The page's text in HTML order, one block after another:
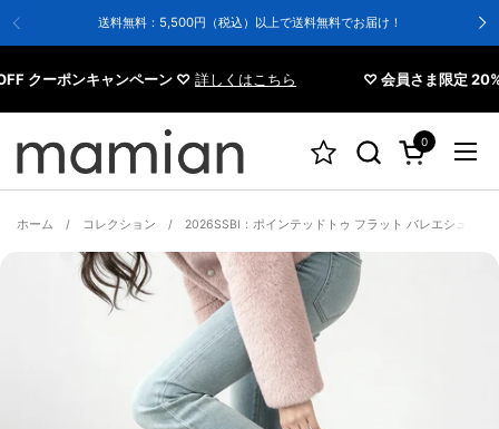
送料無料：5,500円（税込）以上で送料無料でお届け！
ポンキャンペーン ♡ 詳しくはこちら ♡ 会員さま限定 20%OFF
カートを開く
0
メニ
ホーム / コレクション / 2026SSBI：ポインテッドトゥ フラット バレエシューズ